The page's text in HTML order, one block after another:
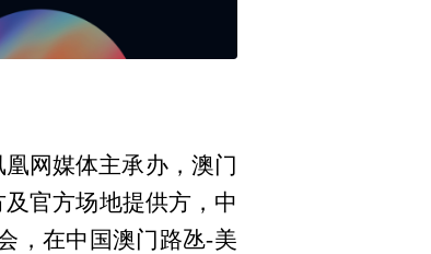
网媒体主承办，澳门
官方场地提供方，中
，在中国澳门路氹-美